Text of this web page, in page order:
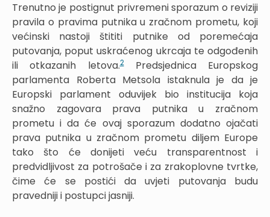
Trenutno je postignut privremeni sporazum o reviziji
pravila o pravima putnika u zračnom prometu, koji
većinski nastoji štititi putnike od poremećaja
putovanja, poput uskraćenog ukrcaja te odgođenih
ili otkazanih letova.2Predsjednica Europskog
parlamenta Roberta Metsola istaknula je da je
Europski parlament oduvijek bio institucija koja
snažno zagovara prava putnika u zračnom
prometu i da će ovaj sporazum dodatno ojačati
prava putnika u zračnom prometu diljem Europe
tako što će donijeti veću transparentnost i
predvidljivost za potrošače i za zrakoplovne tvrtke,
čime će se postići da uvjeti putovanja budu
pravedniji i postupci jasniji.